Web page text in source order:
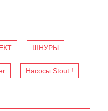
ШНУРЫ
Насосы Stout !